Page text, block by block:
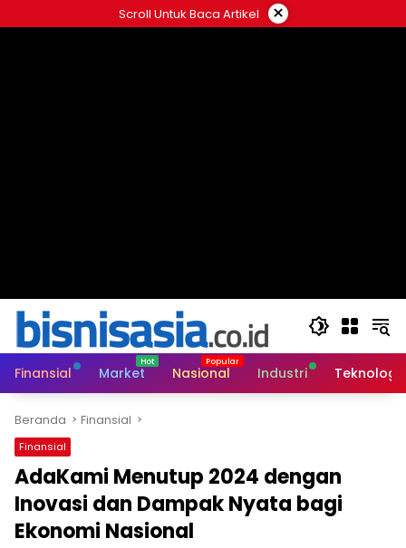
ke
Scroll Untuk Baca Artikel ×
Finansial Market Nasional Industri Teknologi
Beranda Finansial
Finansial
AdaKami Menutup 2024 dengan
Inovasi dan Dampak Nyata bagi
Ekonomi Nasional